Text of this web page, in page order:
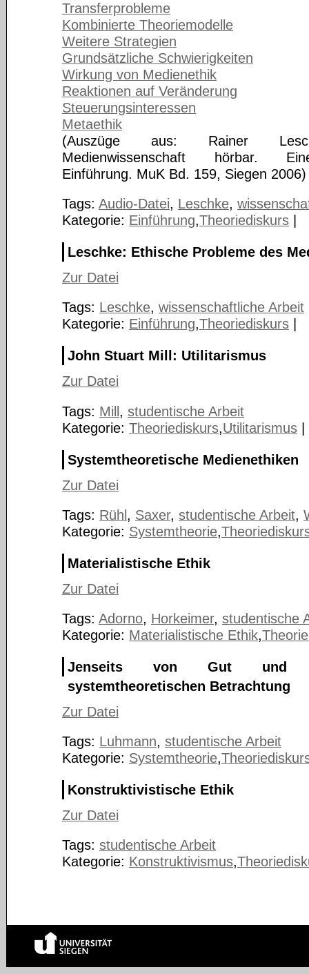
Transferprobleme
Kombinierte Theoriemodelle
Weitere Strategien
Grundsätzliche Schwierigkeiten
Wirkung von Medienethik
Reaktionen auf Veränderung
Steuerungsinteressen
Metaethik
(Auszüge aus: Rainer
Medienwissenschaft hörbar.
Einführung. MuK Bd. 159, Siegen 2006)
Tags: Audio-Datei, Leschke,
Kategorie: Einführung,Theoriediskurs
Leschke: Ethische Probleme des
Zur Datei
Tags: Leschke, wissenschaftliche Arbeit
Kategorie: Einführung,Theoriediskurs
John Stuart Mill: Utilitarismus
Zur Datei
Tags: Mill, studentische Arbeit
Kategorie: Theoriediskurs,Utilitarismus |
Systemtheoretische Medienethiken
Zur Datei
Tags: Rühl , Saxer, studentische Arbeit,
Kategorie: Systemtheorie,
Materialistische Ethik
Zur Datei
Tags: Adorno, Horkeimer, studentische
Kategorie: Materialistische Ethik,
Jenseits von Gut und
systemtheoretischen Betrachtung
Zur Datei
Tags: Luhmann, studentische Arbeit
Kategorie: Systemtheorie,
Konstruktivistische Ethik
Zur Datei
Tags: studentische Arbeit
Kategorie: Konstruktivismus,